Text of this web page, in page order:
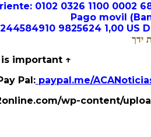
0102 0326 1100 0002
Pago movil
9825624 1,00
ידך
important ↑
Pal: paypal.me/
wp-content/